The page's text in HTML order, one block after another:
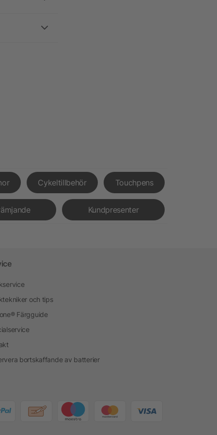
Cykeltillbehör Touchpens
Kundpresenter
och tips
Färgguide
bortskaffande av batterier